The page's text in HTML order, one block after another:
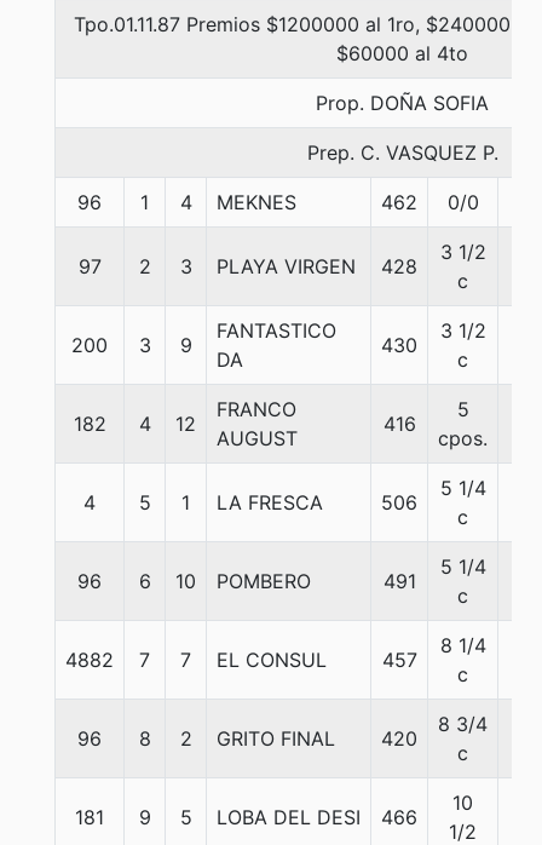
Tpo.01.11.87 Premios $1200000 al 1ro, $240000
$60000 al 4to
Prop. DOÑA SOFIA
Prep. C. VASQUEZ P.
96 1 4 MEKNES 462 0/0
97 2 3 PLAYA VIRGEN 428
3 1/2
c
200 3 9
FANTASTICO
DA
430
3 1/2
c
182 4 12
FRANCO
AUGUST
416
5
cpos.
4 5 1 LA FRESCA 506
5 1/4
c
96 6 10 POMBERO 491
5 1/4
c
4882 7 7 EL CONSUL 457
8 1/4
c
96 8 2 GRITO FINAL 420
8 3/4
c
181 9 5 LOBA DEL DESI 466
10
1/2